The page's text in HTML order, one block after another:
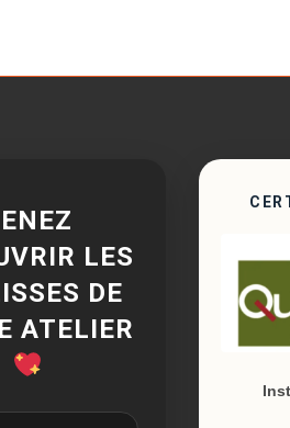
LES
DE
ATELIER